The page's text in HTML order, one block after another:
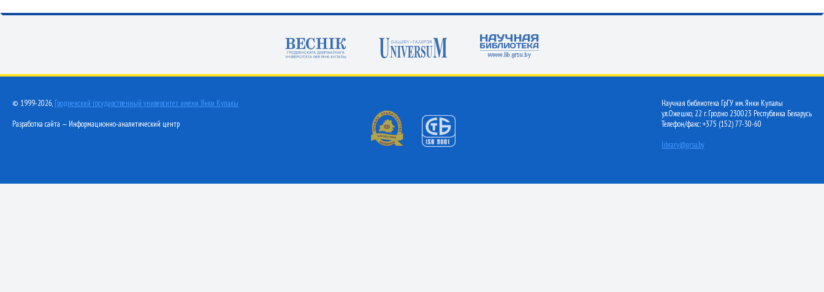
© 1999-2026, Гродненский государственный университет имени Янки Купалы
Разработка сайта — Информационно-аналитический центр
Научная библиотека ГрГУ им. Янки Купалы
ул.Ожешко, 22 г. Гродно 230023 Республика Беларусь
Телефон/факс: +375 (152) 77-30-60
library@grsu.by